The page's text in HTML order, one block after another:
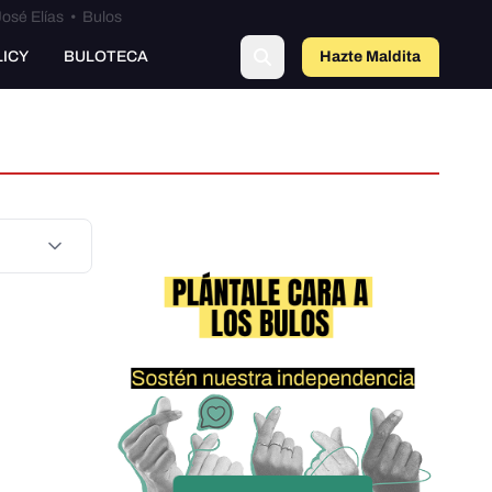
Elías• Bulos
BULOTECA Hazte Maldita